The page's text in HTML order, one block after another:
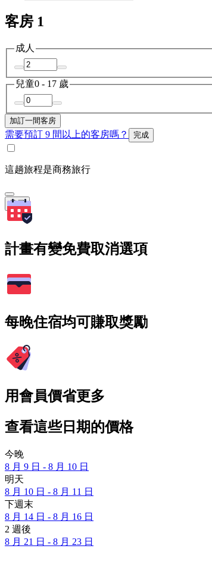
客房 1
成人
兒童0 - 17 歲
加訂一間客房
需要預訂 9 間以上的客房嗎？ 完成
這趟旅程是商務旅行
搜尋
計畫有變免費取消選項
每晚住宿均可賺取獎勵
用會員價省更多
查看這些日期的價格
今晚
8 月 9 日 - 8 月 10 日
明天
8 月 10 日 - 8 月 11 日
下週末
8 月 14 日 - 8 月 16 日
2 週後
8 月 21 日 - 8 月 23 日